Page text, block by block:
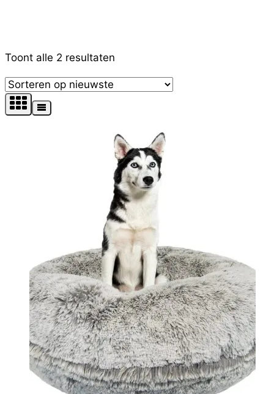
Product Merk
Airbuggy(0)
AntePrima(0)
Barcelona Dogs(0)
Bau Barù(0)
Toont alle 2 resultaten
nieuwste